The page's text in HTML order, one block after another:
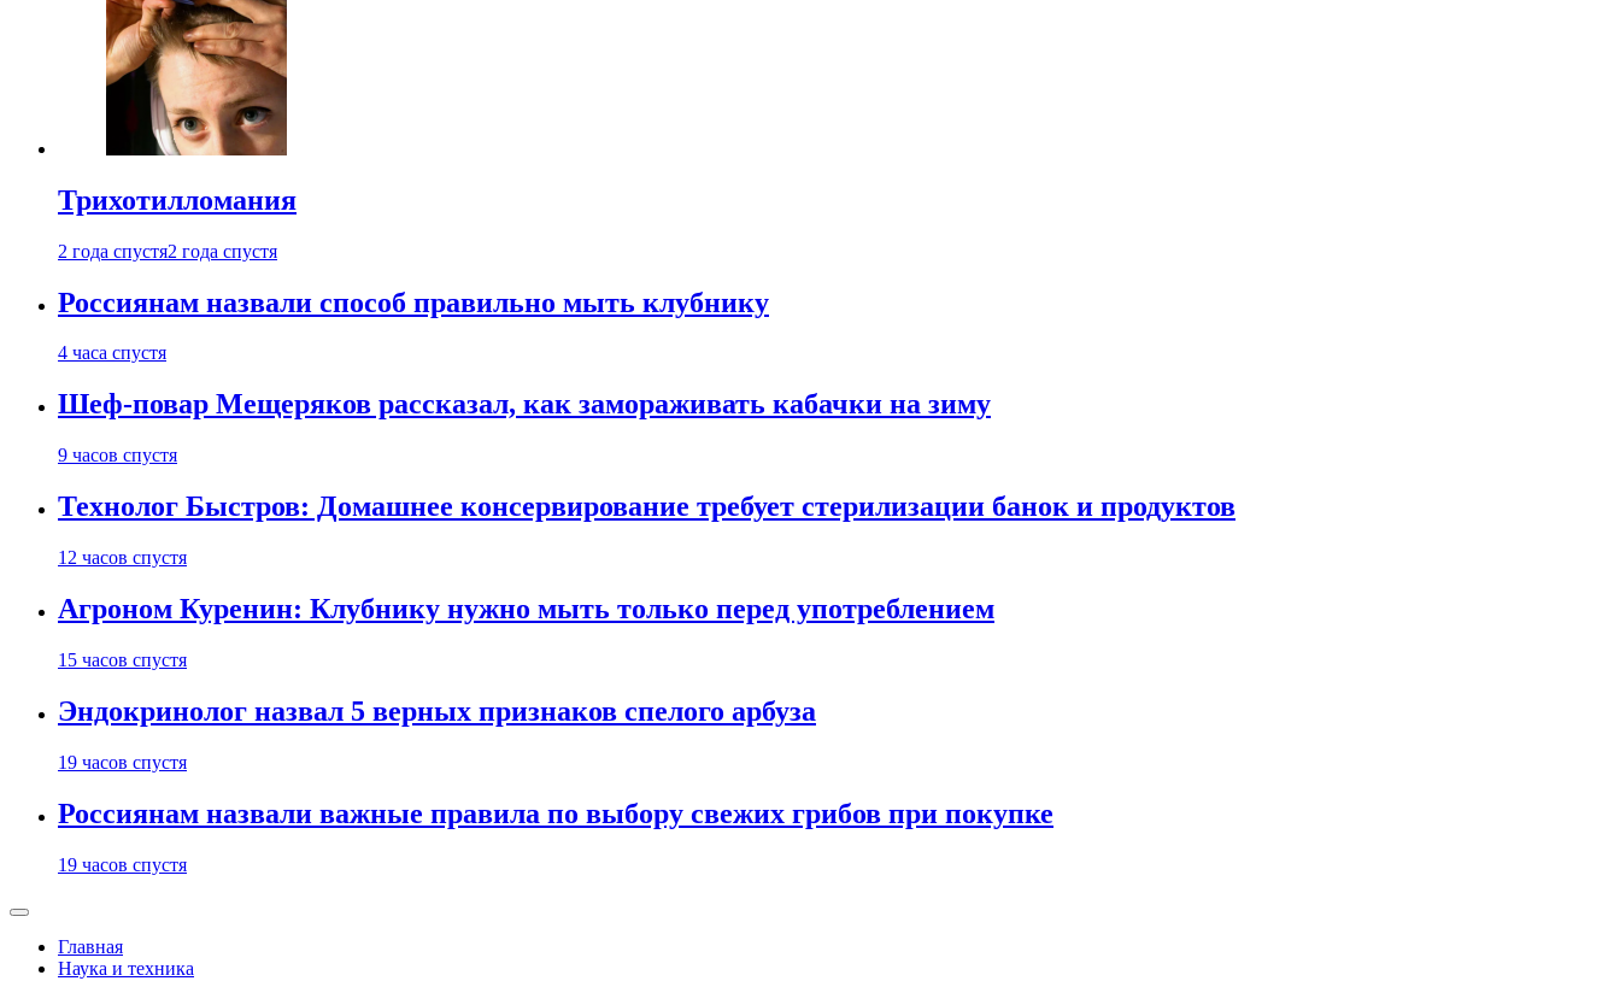
Трихотилломания
2 года спустя2 года спустя
Россиянам назвали способ правильно мыть клубнику
4 часа спустя
Шеф-повар Мещеряков рассказал, как замораживать кабачки на зиму
9 часов спустя
Технолог Быстров: Домашнее консервирование требует стерилизации банок и продуктов
12 часов спустя
Агроном Куренин: Клубнику нужно мыть только перед употреблением
15 часов спустя
Эндокринолог назвал 5 верных признаков спелого арбуза
19 часов спустя
Россиянам назвали важные правила по выбору свежих грибов при покупке
19 часов спустя
Главная
Наука и техника